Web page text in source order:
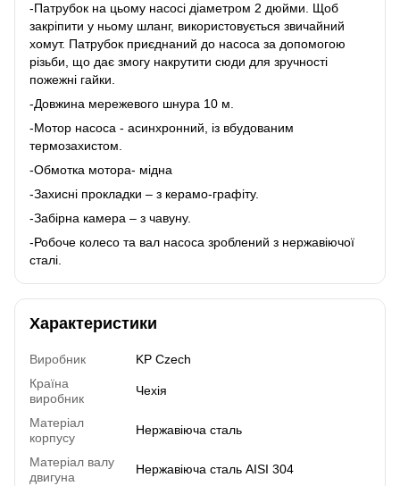
-Патрубок на цьому насосі діаметром 2 дюйми. Щоб
закріпити у ньому шланг, використовується звичайний
хомут. Патрубок приєднаний до насоса за допомогою
різьби, що дає змогу накрутити сюди для зручності
пожежні гайки.
-Довжина мережевого шнура 10 м.
-Мотор насоса - асинхронний, із вбудованим
термозахистом.
-Обмотка мотора- мідна
-Захисні прокладки – з керамо-графіту.
-Забірна камера – з чавуну.
-Робоче колесо та вал насоса зроблений з нержавіючої
сталі.
Характеристики
Виробник
KP Czech
Країна
виробник
Чехія
Матеріал
корпусу
Нержавіюча сталь
Матеріал валу
двигуна
Нержавіюча сталь AISI 304